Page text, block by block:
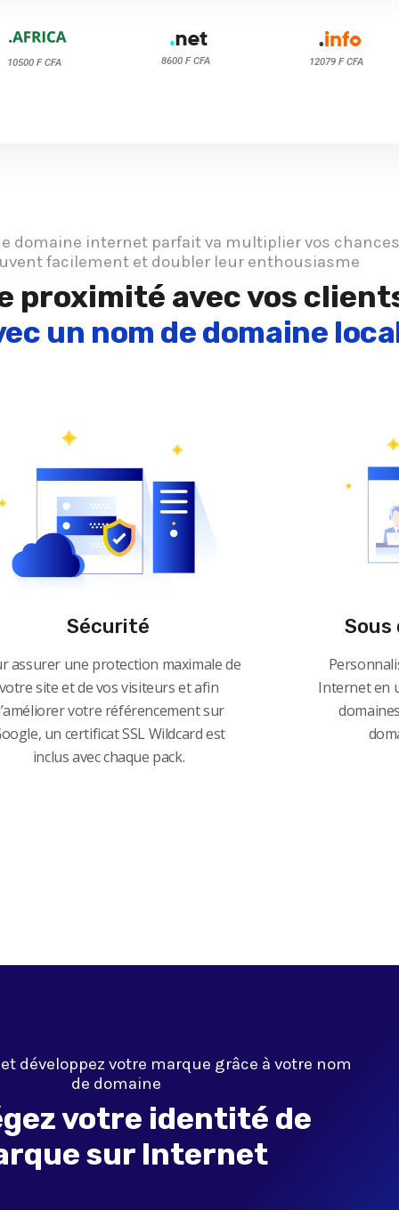
10500 F CFA 8600 F CFA 12079 F CFA
domaine internet parfait va multiplier vos
facilement et doubler leur enthousiasme
proximité avec vos
un nom de domaine
Sécurité
assurer une protection maximale de
votre site et de vos visiteurs et afin
votre référencement sur
un certificat SSL Wildcard est
inclus avec chaque pack.
Internet en
développez votre marque grâce à votre nom
de domaine
votre identité de
sur Internet